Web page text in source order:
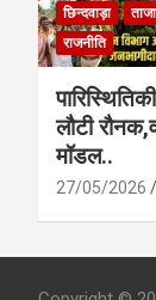
छिन्दवाड़ा
राजनीति
लौटी
मॉडल..
27/05/2026